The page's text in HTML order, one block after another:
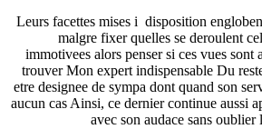
Leurs facettes mises i disposition
malgre fixer quelles se deroulent
immotivees alors penser si ces vues sont
trouver Mon expert indispensable Du
etre designee de sympa dont quand son
aucun cas Ainsi, ce dernier continue aussi
avec son audace sans